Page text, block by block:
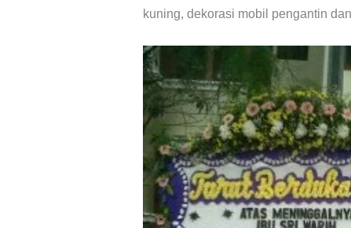
kuning, dekorasi mobil pengantin